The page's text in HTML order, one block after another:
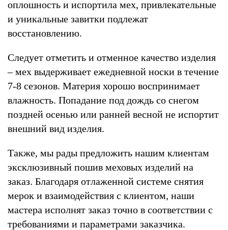
оплошность и испортила мех, привлекательные
и уникальные завитки подлежат
восстановлению.
Следует отметить и отменное качество изделия
– мех выдерживает ежедневной носки в течение
7-8 сезонов. Материя хорошо воспринимает
влажность. Попадание под дождь со снегом
поздней осенью или ранней весной не испортит
внешний вид изделия.
Также, мы рады предложить нашим клиентам
эксклюзивный пошив меховых изделий на
заказ. Благодаря отлаженной системе снятия
мерок и взаимодействия с клиентом, наши
мастера исполнят заказ точно в соответствии с
требованиями и параметрами заказчика.